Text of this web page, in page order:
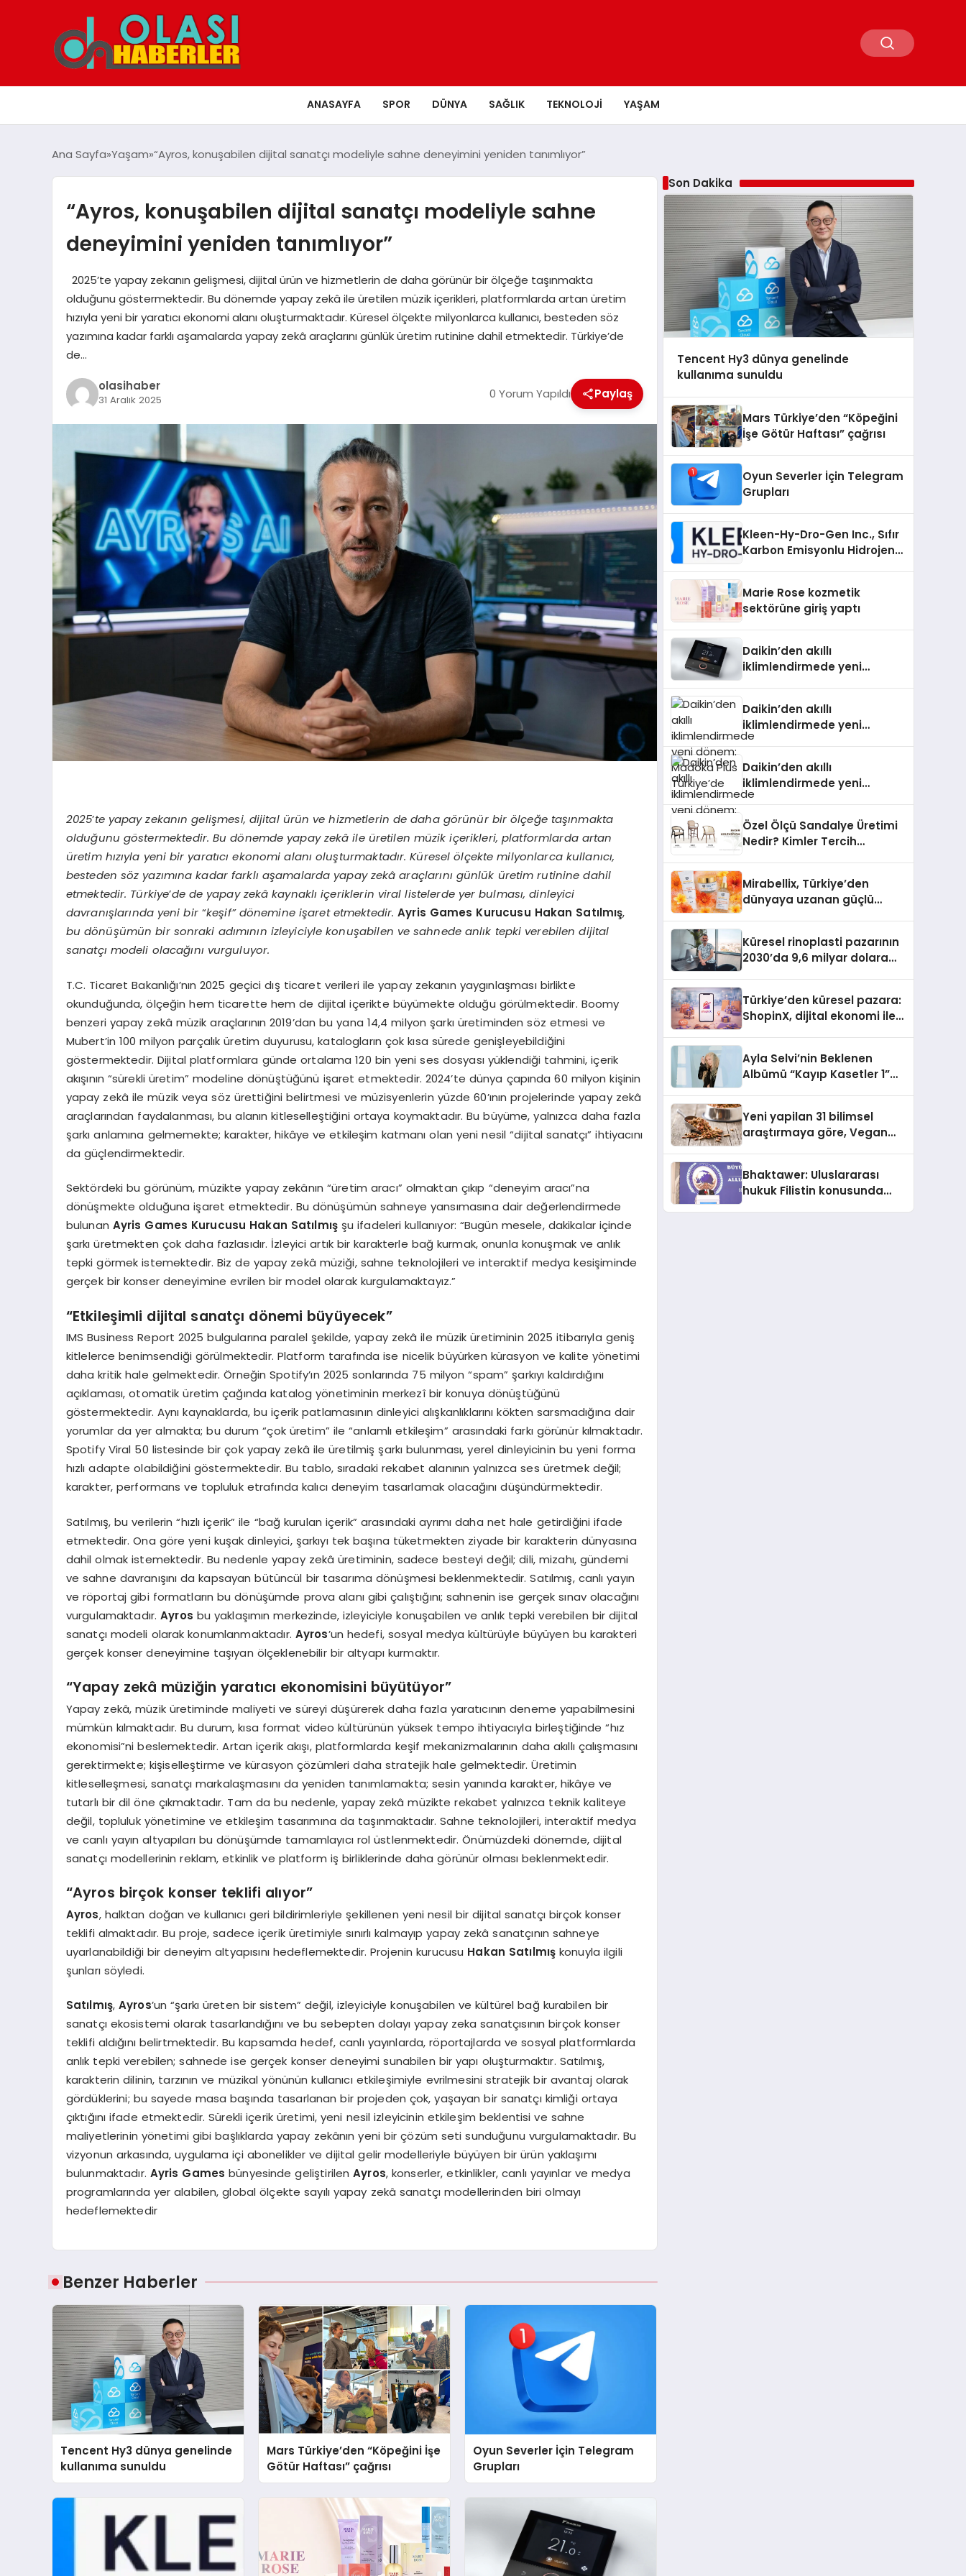
ANASAYFA SPOR DÜNYA SAĞLIK TEKNOLOJI YAŞAM
Ana Sayfa Yaşam “Ayros, konuşabilen dijital sanatçı modeliyle sahne deneyimini yeniden tanımlıyor”
“Ayros, konuşabilen dijital sanatçı modeliyle sahne
deneyimini yeniden tanımlıyor”
2025’te yapay zekanın gelişmesi, dijital ürün ve hizmetlerin de daha görünür bir ölçeğe taşınmakta
olduğunu göstermektedir. Bu dönemde yapay zekâ ile üretilen müzik içerikleri, platformlarda artan üretim
hızıyla yeni bir yaratıcı ekonomi alanı oluşturmaktadır. Küresel ölçekte milyonlarca kullanıcı, besteden söz
yazımına kadar farklı aşamalarda yapay zekâ araçlarını günlük üretim rutinine dahil etmektedir. Türkiye’de
de…
olasihaber
31 Aralık 2025 0 Yorum Yapıldı Paylaş
2025’te yapay zekanın gelişmesi, dijital ürün ve hizmetlerin de daha görünür bir ölçeğe taşınmakta
olduğunu göstermektedir. Bu dönemde yapay zekâ ile üretilen müzik içerikleri, platformlarda artan
üretim hızıyla yeni bir yaratıcı ekonomi alanı oluşturmaktadır. Küreselölçekte milyonlarca kullanıcı,
besteden söz yazımına kadar farklı aşamalarda yapay zekâ araçlarını günlük üretim rutinine dahil
etmektedir. Türkiye’de de yapay zekâ kaynaklı içeriklerin viral listelerde yer bulması, dinleyici
davranışlarında yeni bir “keşif” dönemine işaret etmektedir.Ayris Games Kurucusu Hakan Satılmış,
bu dönüşümün bir sonraki adımının izleyiciyle konuşabilen ve sahnede anlık tepki verebilen dijital
sanatçı modeli olacağını vurguluyor.
T.C. Ticaret Bakanlığı’nın 2025 geçici dış ticaret verileri ile yapay zekanın yaygınlaşması birlikte
okunduğunda, ölçeğin hem ticarette hem de dijital içerikte büyümekte olduğu görülmektedir. Boomy
benzeri yapay zekâ müzik araçlarının 2019’dan bu yana 14,4 milyon şarkı üretiminden söz etmesi ve
Mubert’in 100 milyon parçalık üretim duyurusu, katalogların çok kısa sürede genişleyebildiğini
göstermektedir. Dijital platformlara günde ortalama 120 bin yeni ses dosyası yüklendiği tahmini, içerik
akışının “sürekli üretim” modeline dönüştüğünü işaret etmektedir. 2024’te dünya çapında 60 milyon kişinin
yapay zekâ ile müzik veya söz ürettiğini belirtmesi ve müzisyenlerin yüzde 60’ının projelerinde yapay zekâ
araçlarından faydalanması, bu alanın kitleselleştiğini ortaya koymaktadır. Bu büyüme, yalnızca daha fazla
şarkı anlamına gelmemekte; karakter, hikâye ve etkileşim katmanı olan yeni nesil “dijital sanatçı” ihtiyacını
da güçlendirmektedir.
Sektördeki bu görünüm, müzikte yapay zekânın “üretim aracı” olmaktan çıkıp “deneyim aracı”na
dönüşmekte olduğuna işaret etmektedir. Bu dönüşümün sahneye yansımasına dair değerlendirmede
bulunan Ayris Games Kurucusu Hakan Satılmışşu ifadeleri kullanıyor: “Bugün mesele, dakikalar içinde
şarkı üretmekten çok daha fazlasıdır. İzleyici artık bir karakterle bağ kurmak, onunla konuşmak ve anlık
tepki görmek istemektedir. Biz de yapay zekâ müziği, sahne teknolojileri ve interaktif medya kesişiminde
gerçek bir konser deneyimine evrilen bir model olarak kurgulamaktayız.”
“Etkileşimli dijital sanatçı dönemi büyüyecek”
IMS Business Report 2025 bulgularına paralel şekilde, yapay zekâ ile müzik üretiminin 2025 itibarıyla geniş
kitlelerce benimsendiği görülmektedir. Platform tarafında ise nicelik büyürken kürasyon ve kalite yönetimi
daha kritik hale gelmektedir. Örneğin Spotify’ın 2025 sonlarında 75 milyon “spam” şarkıyı kaldırdığını
açıklaması, otomatik üretim çağında katalog yönetiminin merkezî bir konuya dönüştüğünü
göstermektedir. Aynı kaynaklarda, bu içerik patlamasının dinleyici alışkanlıklarını kökten sarsmadığına dair
yorumlar da yer almakta; bu durum “çok üretim” ile “anlamlı etkileşim” arasındaki farkı görünür kılmaktadır.
Spotify Viral 50 listesinde bir çok yapay zekâ ile üretilmiş şarkı bulunması, yerel dinleyicinin bu yeni forma
hızlı adapte olabildiğini göstermektedir. Bu tablo, sıradaki rekabet alanının yalnızca ses üretmek değil;
karakter, performans ve topluluk etrafında kalıcı deneyim tasarlamak olacağını düşündürmektedir.
Satılmış, bu verilerin “hızlı içerik” ile “bağ kurulan içerik” arasındaki ayrımı daha net hale getirdiğini ifade
etmektedir. Ona göre yeni kuşak dinleyici, şarkıyı tek başına tüketmekten ziyade bir karakterin dünyasına
dahil olmak istemektedir. Bu nedenle yapay zekâ üretiminin, sadece besteyi değil; dili, mizahı, gündemi
ve sahne davranışını da kapsayan bütüncül bir tasarıma dönüşmesi beklenmektedir. Satılmış, canlı yayın
ve röportaj gibi formatların bu dönüşümde prova alanı gibi çalıştığını; sahnenin ise gerçek sınav olacağını
vurgulamaktadır.Ayros bu yaklaşımın merkezinde, izleyiciyle konuşabilen ve anlık tepki verebilen bir dijital
sanatçı modeli olarak konumlanmaktadır. Ayros’un hedefi, sosyal medya kültürüyle büyüyen bu karakteri
gerçek konser deneyimine taşıyan ölçeklenebilir bir altyapı kurmaktır.
“Yapay zekâ müziğin yaratıcı ekonomisini büyütüyor”
Yapay zekâ, müzik üretiminde maliyeti ve süreyi düşürerek daha fazla yaratıcının deneme yapabilmesini
mümkün kılmaktadır. Bu durum, kısa format video kültürünün yüksek tempo ihtiyacıyla birleştiğinde “hız
ekonomisi”ni beslemektedir. Artan içerik akışı, platformlarda keşif mekanizmalarının daha akıllı çalışmasını
gerektirmekte; kişiselleştirme ve kürasyon çözümleri daha stratejik hale gelmektedir. Üretimin
kitleselleşmesi, sanatçı markalaşmasını da yeniden tanımlamakta; sesin yanında karakter, hikâye ve
tutarlı bir dil öne çıkmaktadır. Tam da bu nedenle, yapay zekâ müzikte rekabet yalnızca teknik kaliteye
değil, topluluk yönetimine ve etkileşim tasarımına da taşınmaktadır. Sahne teknolojileri, interaktif medya
ve canlı yayın altyapıları bu dönüşümde tamamlayıcı rol üstlenmektedir. Önümüzdeki dönemde, dijital
sanatçı modellerinin reklam, etkinlik ve platform iş birliklerinde daha görünür olması beklenmektedir.
“Ayros birçok konser teklifi alıyor”
Ayros, halktan doğan ve kullanıcı geri bildirimleriyle şekillenen yeni nesil bir dijital sanatçı birçok konser
teklifi almaktadır. Bu proje, sadece içerik üretimiyle sınırlı kalmayıp yapay zekâ sanatçının sahneye
uyarlanabildiği bir deneyim altyapısını hedeflemektedir. Projenin kurucusu Hakan Satılmış konuyla ilgili
şunları söyledi.
Satılmış,Ayros’un “şarkı üreten bir sistem” değil, izleyiciyle konuşabilen ve kültürel bağ kurabilen bir
sanatçı ekosistemi olarak tasarlandığını ve bu sebepten dolayı yapay zeka sanatçısının birçok konser
teklifi aldığını belirtmektedir. Bu kapsamda hedef, canlı yayınlarda, röportajlarda ve sosyal platformlarda
anlık tepki verebilen; sahnede ise gerçek konser deneyimi sunabilen bir yapı oluşturmaktır. Satılmış,
karakterin dilinin, tarzının ve müzikal yönünün kullanıcı etkileşimiyle evrilmesini stratejik bir avantaj olarak
gördüklerini; bu sayede masa başında tasarlanan bir projeden çok, yaşayan bir sanatçı kimliği ortaya
çıktığını ifade etmektedir. Sürekli içerik üretimi, yeni nesil izleyicinin etkileşim beklentisi ve sahne
maliyetlerinin yönetimi gibi başlıklarda yapay zekânın yeni bir çözüm seti sunduğunu vurgulamaktadır. Bu
vizyonun arkasında, uygulama içi abonelikler ve dijital gelir modelleriyle büyüyen bir ürün yaklaşımı
bulunmaktadır. Ayris Games bünyesinde geliştirilenAyros, konserler, etkinlikler, canlı yayınlar ve medya
programlarında yer alabilen, global ölçekte sayılı yapay zekâ sanatçı modellerinden biri olmayı
hedeflemektedir
Benzer Haberler
Tencent Hy3 dünya genelinde
kullanıma sunuldu
Mars Türkiye’den “Köpeğini İşe
Götür Haftası” çağrısı
Oyun Severler İçin Telegram
Grupları
Son Dakika
Tencent Hy3 dünya genelinde
kullanıma sunuldu
Mars Türkiye’den “Köpeğini
İşe Götür Haftası” çağrısı
Oyun Severler İçin Telegram
Grupları
Kleen-Hy-Dro-Gen Inc., Sıfır
Karbon Emisyonlu Hidrojen
Aldı
Marie Rose kozmetik
sektörüne giriş yaptı
Daikin’den akıllı
iklimlendirmede yeni
Daikin’den akıllı
iklimlendirmede yeni
dönem: Madoka Plus
Daikin’den akıllı
iklimlendirmede yeni
dönem: Madoka Plus
Özel Ölçü Sandalye Üretimi
Nedir? Kimler Tercih
Mirabellix, Türkiye’den
dünyaya uzanan güçlü
Küresel rinoplasti pazarının
2030’da 9,6 milyar dolara
Türkiye’den küresel pazara:
ShopinX, dijital ekonomi ile
Ayla Selvi’nin Beklenen
Albümü “Kayıp Kasetler 1”
Yeni yapilan 31 bilimsel
araştırmaya göre, Vegan
Sindirildiğini Ortaya Koydu
Bhaktawer: Uluslararası
hukuk Filistin konusunda